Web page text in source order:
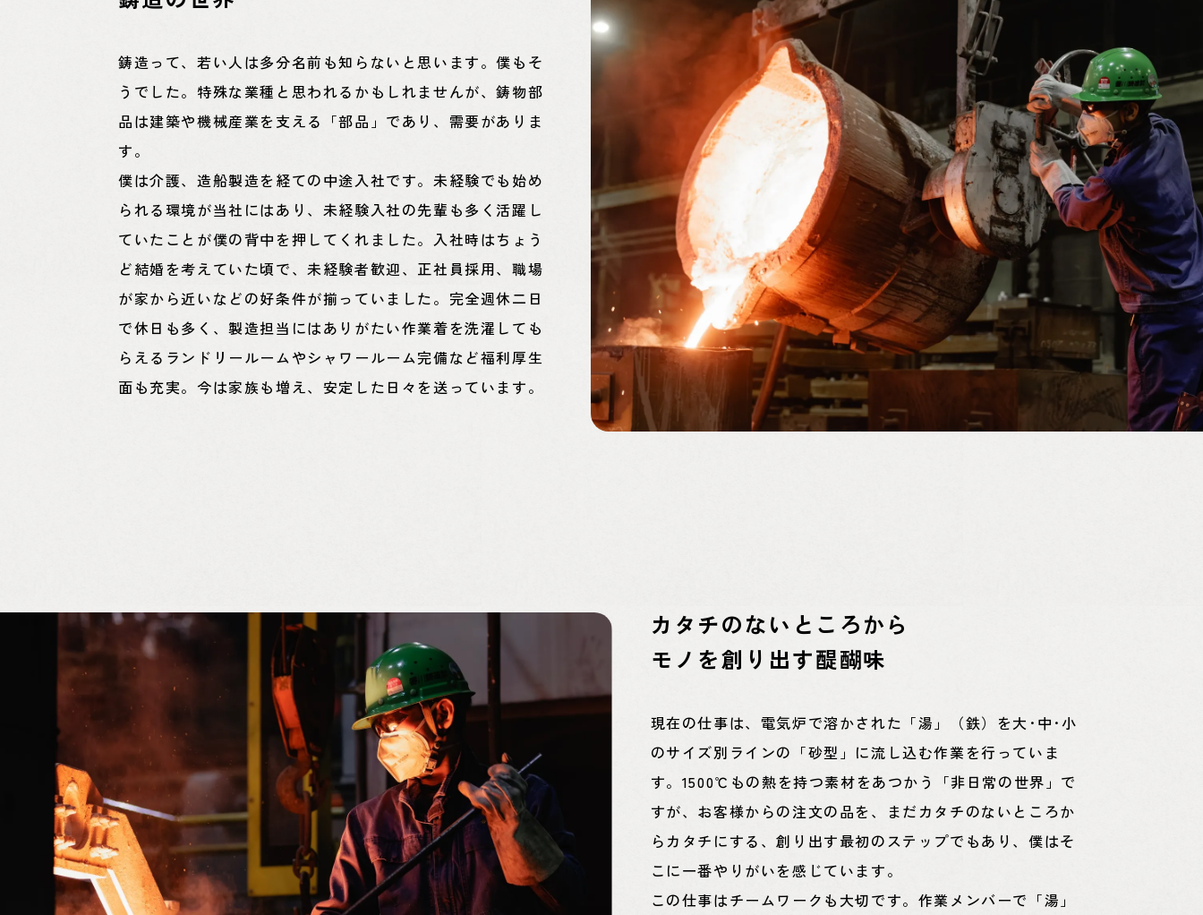
鋳造って、若い人は多分名前も知らないと思います。僕もそ
うでした。特殊な業種と思われるかもしれませんが、鋳物部
品は建築や機械産業を支える「部品」であり、需要がありま
す。
僕は介護、造船製造を経ての中途入社です。未経験でも始め
られる環境が当社にはあり、未経験入社の先輩も多く活躍し
ていたことが僕の背中を押してくれました。入社時はちょう
ど結婚を考えていた頃で、未経験者歓迎、正社員採用、職場
が家から近いなどの好条件が揃っていました。完全週休二日
で休日も多く、製造担当にはありがたい作業着を洗濯しても
らえるランドリールームやシャワールーム完備など福利厚生
面も充実。今は家族も増え、安定した日々を送っています。
カタチのないところから
モノを創り出す醍醐味
現在の仕事は、電気炉で溶かされた「湯」（鉄）を大･中･小
のサイズ別ラインの「砂型」に流し込む作業を行っていま
す。1500℃もの熱を持つ素材をあつかう「非日常の世界」で
すが、お客様からの注文の品を、まだカタチのないところか
らカタチにする、創り出す最初のステップでもあり、僕はそ
こに一番やりがいを感じています。
この仕事はチームワークも大切です。作業メンバーで「湯」